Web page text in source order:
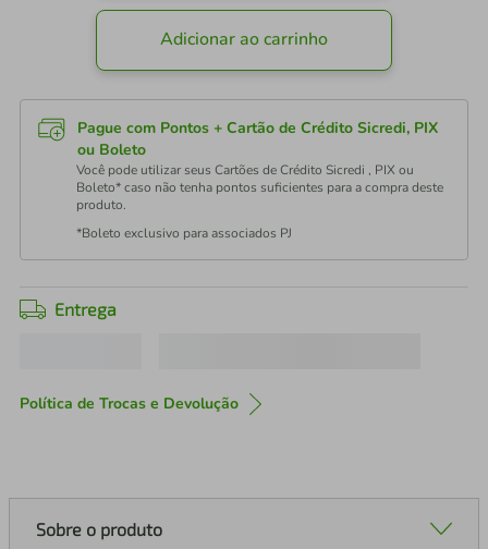
Adicionar ao carrinho
Pague com Pontos + Cartão de Crédito Sicredi, PIX
ou Boleto
Você pode utilizar seus Cartões de Crédito Sicredi , PIX ou
Boleto* caso não tenha pontos suficientes para a compra deste
produto.
*Boleto exclusivo para associados PJ
Entrega
Política de Trocas e Devolução
Sobre o produto